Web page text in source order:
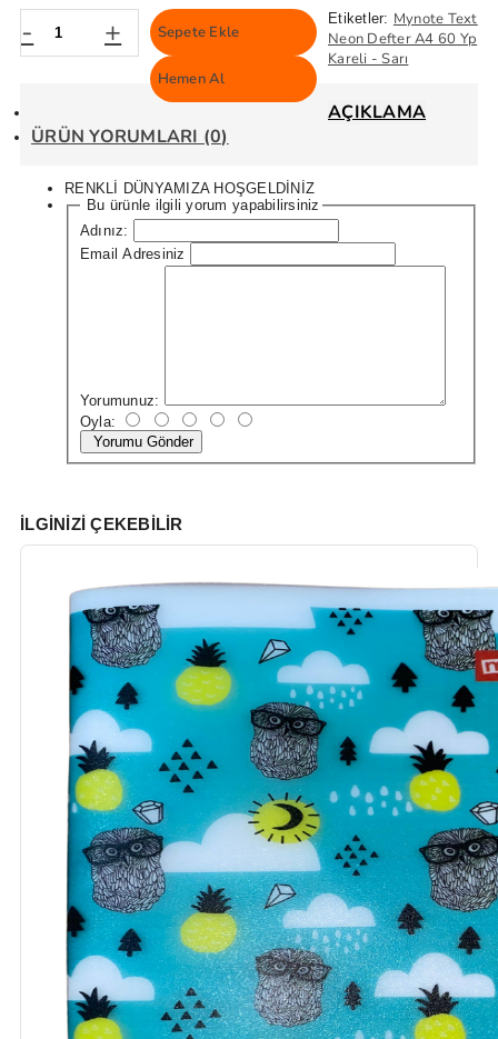
- + Sepete Ekle
Hemen Al
Etiketler: Mynote Text
Neon Defter A4 60 Yp
Kareli - Sarı
AÇIKLAMA
ÜRÜN YORUMLARI (0)
RENKLİ DÜNYAMIZA HOŞGELDİNİZ
Bu ürünle ilgili yorum yapabilirsiniz
Adınız:
Email Adresiniz
Yorumunuz:
Oyla:
Yorumu Gönder
İLGINIZI ÇEKEBILIR